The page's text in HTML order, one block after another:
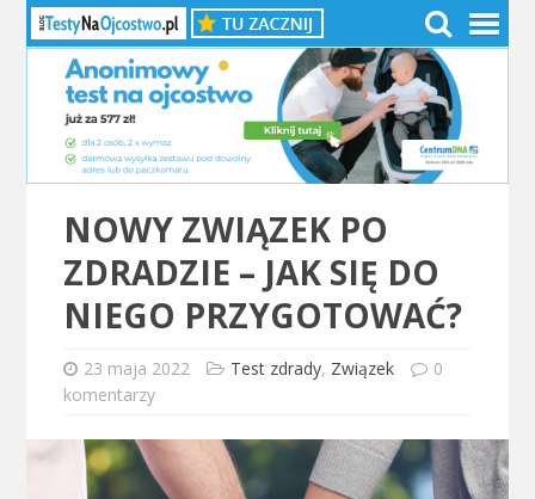
NOWY ZWIĄZEK PO
ZDRADZIE – JAK SIĘ DO
NIEGO PRZYGOTOWAĆ?
23 maja 2022 Test zdrady, Związek
0
komentarzy